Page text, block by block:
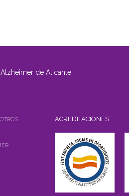
de Alicante
ACREDITACIONES